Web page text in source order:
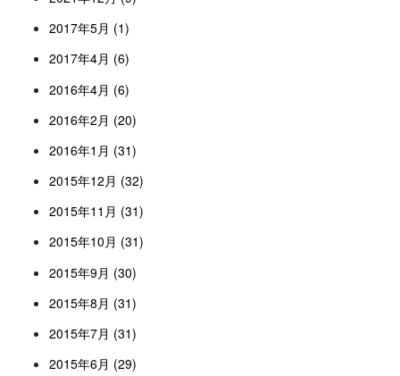
2017年5月 (1)
2017年4月 (6)
2016年4月 (6)
2016年2月 (20)
2016年1月 (31)
2015年12月 (32)
2015年11月 (31)
2015年10月 (31)
2015年9月 (30)
2015年8月 (31)
2015年7月 (31)
2015年6月 (29)